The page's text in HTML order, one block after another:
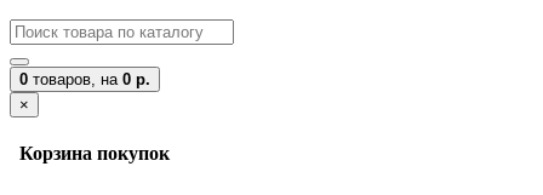
0 товаров, на 0 р.
×
Корзина покупок